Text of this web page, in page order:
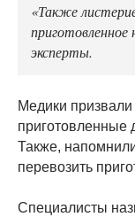
«Также
эксперты.
Медики призвали
приготовленные
Также,
перевозить
Специалисты